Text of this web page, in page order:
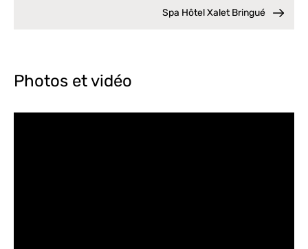
Photos et vidéo
Spa Hôtel Xalet Bringué